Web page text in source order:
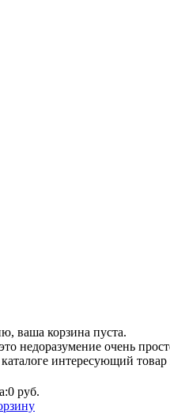
ваша корзина пуста.
недоразумение очень
интересующий
0 руб.